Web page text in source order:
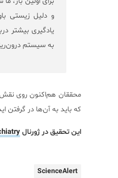
و دلیل زیستی
یادگیری بیشتر
به سیستم
که باید به آن‌ها در گرفتن
این تحقیق در ژورنال
ScienceAlert